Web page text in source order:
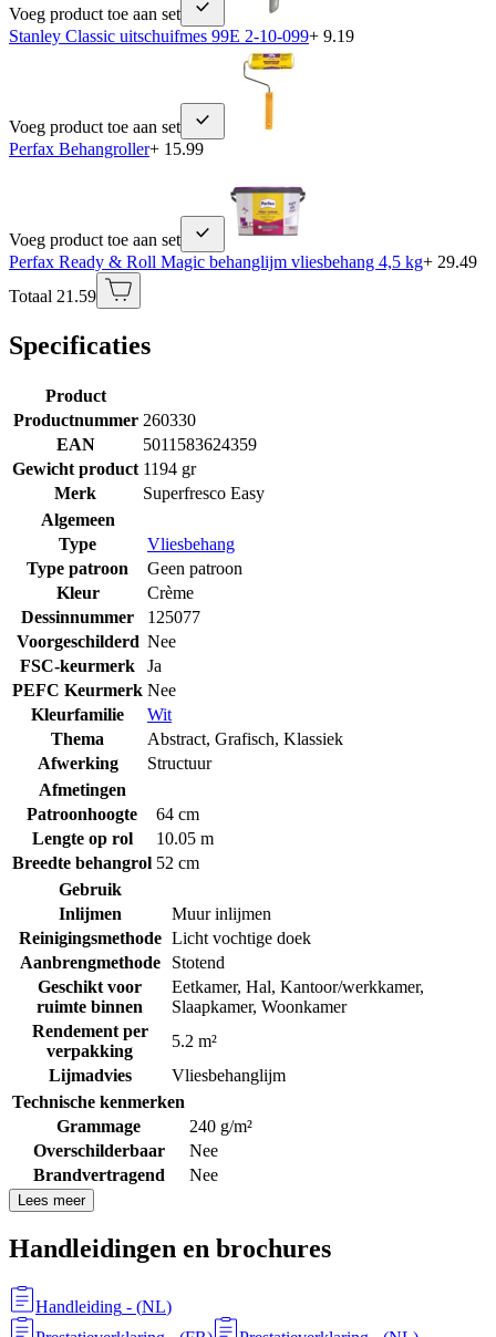
Voeg product toe aan set
Stanley Classic uitschuifmes 99E 2-10-099+ 9.19
Voeg product toe aan set
Perfax Behangroller+ 15.99
Voeg product toe aan set
Perfax Ready & Roll Magic behanglijm vliesbehang 4,5 kg+ 29.49
Totaal 21.59
Specificaties
Product
Productnummer 260330
EAN
5011583624359
Gewicht product 1194 gr
Merk
Superfresco Easy
Algemeen
Type
Vliesbehang
Type patroon
Geen patroon
Kleur
Crème
Dessinnummer
125077
Voorgeschilderd Nee
FSC-keurmerk
Ja
PEFC Keurmerk Nee
Kleurfamilie
Wit
Thema
Abstract, Grafisch, Klassiek
Afwerking
Structuur
Afmetingen
Patroonhoogte
64 cm
Lengte op rol
10.05 m
Breedte behangrol 52 cm
Gebruik
Inlijmen
Muur inlijmen
Reinigingsmethode Licht vochtige doek
Aanbrengmethode
Stotend
Geschikt voor
ruimte binnen
Eetkamer, Hal, Kantoor/werkkamer,
Slaapkamer, Woonkamer
Rendement per
verpakking
5.2 m²
Lijmadvies
Vliesbehanglijm
Technische kenmerken
Grammage
240 g/m²
Overschilderbaar
Nee
Brandvertragend
Nee
Lees meer
Handleidingen en brochures
Handleiding - (NL)